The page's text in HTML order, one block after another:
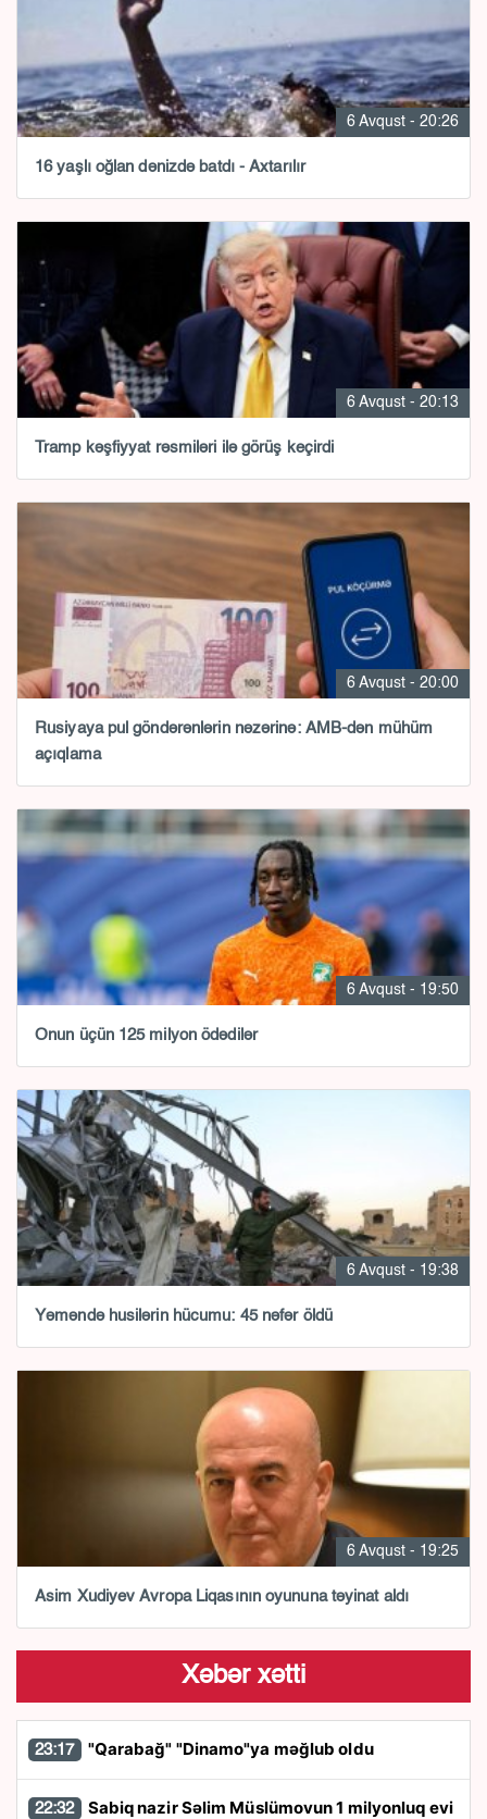
6 Avqust - 20:26
16 yaşlı oğlan dənizdə batdı - Axtarılır
6 Avqust - 20:13
Tramp kəşfiyyat rəsmiləri ilə görüş keçirdi
6 Avqust - 20:00
Rusiyaya pul göndərənlərin nəzərinə: AMB-dən mühüm
açıqlama
6 Avqust - 19:50
Onun üçün 125 milyon ödədilər
6 Avqust - 19:38
Yəməndə husilərin hücumu: 45 nəfər öldü
6 Avqust - 19:25
Asim Xudiyev Avropa Liqasının oyununa təyinat aldı
Xəbər xətti
23:17 "Qarabağ" "Dinamo"ya məğlub oldu
22:32